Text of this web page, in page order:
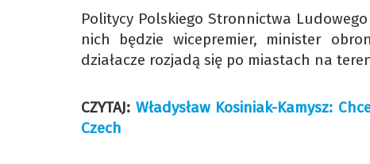
Politycy Polskiego Stronnictwa
nich będzie wicepremier, minister
działacze rozjadą się po miastach na
CZYTAJ: Władysław Kosiniak-Kamysz:
Czech